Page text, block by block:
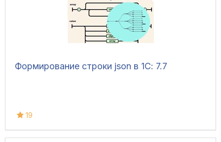
Формирование строки json в 1С: 7.7
19